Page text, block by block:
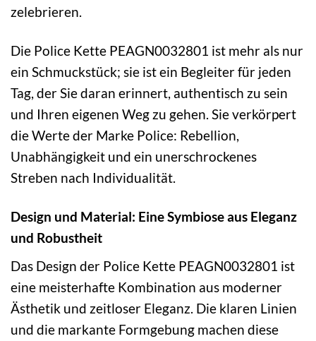
zelebrieren.
Die Police Kette PEAGN0032801 ist mehr als nur
ein Schmuckstück; sie ist ein Begleiter für jeden
Tag, der Sie daran erinnert, authentisch zu sein
und Ihren eigenen Weg zu gehen. Sie verkörpert
die Werte der Marke Police: Rebellion,
Unabhängigkeit und ein unerschrockenes
Streben nach Individualität.
Design und Material: Eine Symbiose aus Eleganz
und Robustheit
Das Design der Police Kette PEAGN0032801 ist
eine meisterhafte Kombination aus moderner
Ästhetik und zeitloser Eleganz. Die klaren Linien
und die markante Formgebung machen diese